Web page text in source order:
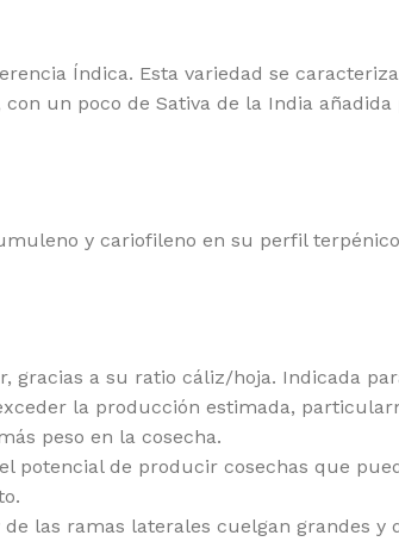
Índica. Esta variedad se
un poco de Sativa de la India
y cariofileno en su perfil
gracias a su ratio cáliz/hoja. Indicada
la producción estimada,
peso en la cosecha.
potencial de producir cosechas que
las ramas laterales cuelgan grandes y